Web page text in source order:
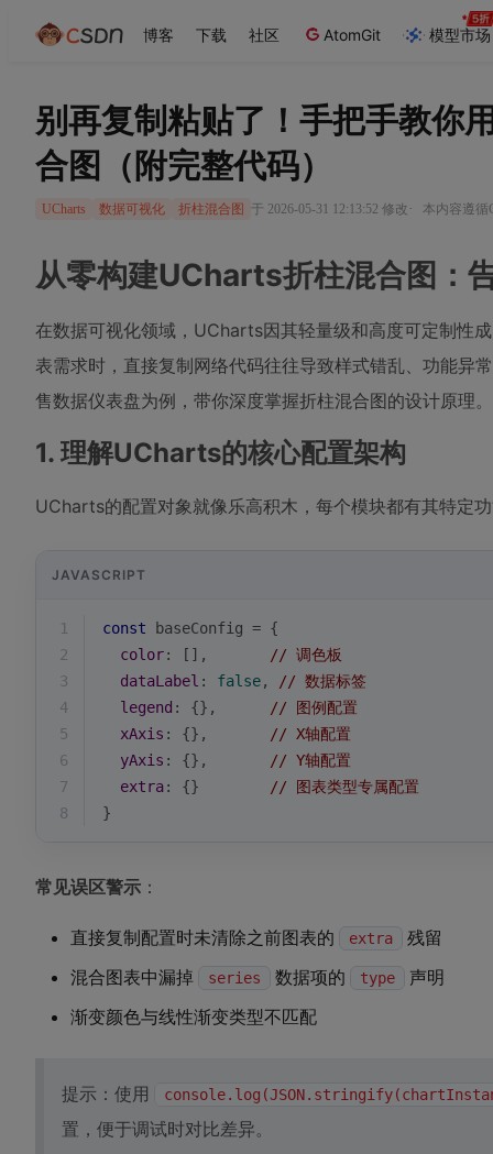
博客 下载 社区 AtomGit 模型市场
别再复制粘贴了！手把手教你
合图（附完整代码）
UCharts 数据可视化 折柱混合图 于 2026-05-31 12:13:52 修改 · 本内容遵循
从零构建UCharts折柱混合图：
在数据可视化领域，UCharts因其轻量级和高度可定制性
表需求时，直接复制网络代码往往导致样式错乱、功能异
售数据仪表盘为例，带你深度掌握折柱混合图的设计原理。
1. 理解UCharts的核心配置架构
UCharts的配置对象就像乐高积木，每个模块都有其特定
JAVASCRIPT
1 const baseConfig = {
2
color: [],
// 调色板
3
dataLabel : false,
// 数据标签
4
legend : {},
// 图例配置
5
xAxis : {},
// X轴配置
6
yAxis : {},
// Y轴配置
7
extra: {}
// 图表类型专属配置
8
}
常见误区警示 ：
直接复制配置时未清除之前图表的 extra
残留
混合图表中漏掉
series 数据项的 type
声明
渐变颜色与线性渐变类型不匹配
提示：使用
置，便于调试时对比差异。